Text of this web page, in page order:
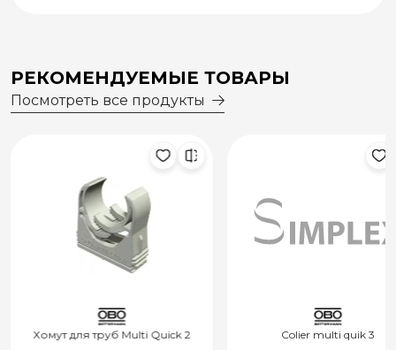
РЕКОМЕНДУЕМЫЕ ТОВАРЫ
Посмотреть все продукты
Хомут для труб Multi Quick 2 Colier multi quik 3